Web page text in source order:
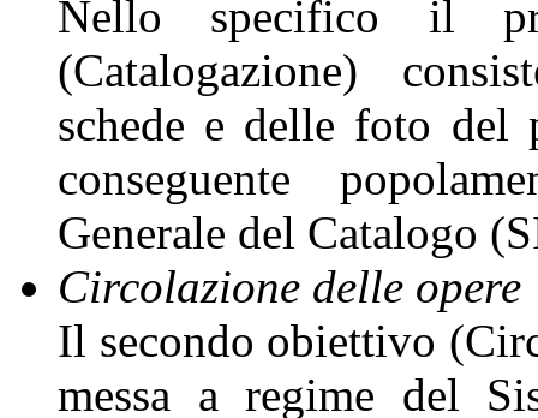
Nello specifico il
(Catalogazione)
schede e delle foto del
conseguente
Generale del Catalogo
Circolazione delle opere
Il secondo obiettivo
messa a regime del